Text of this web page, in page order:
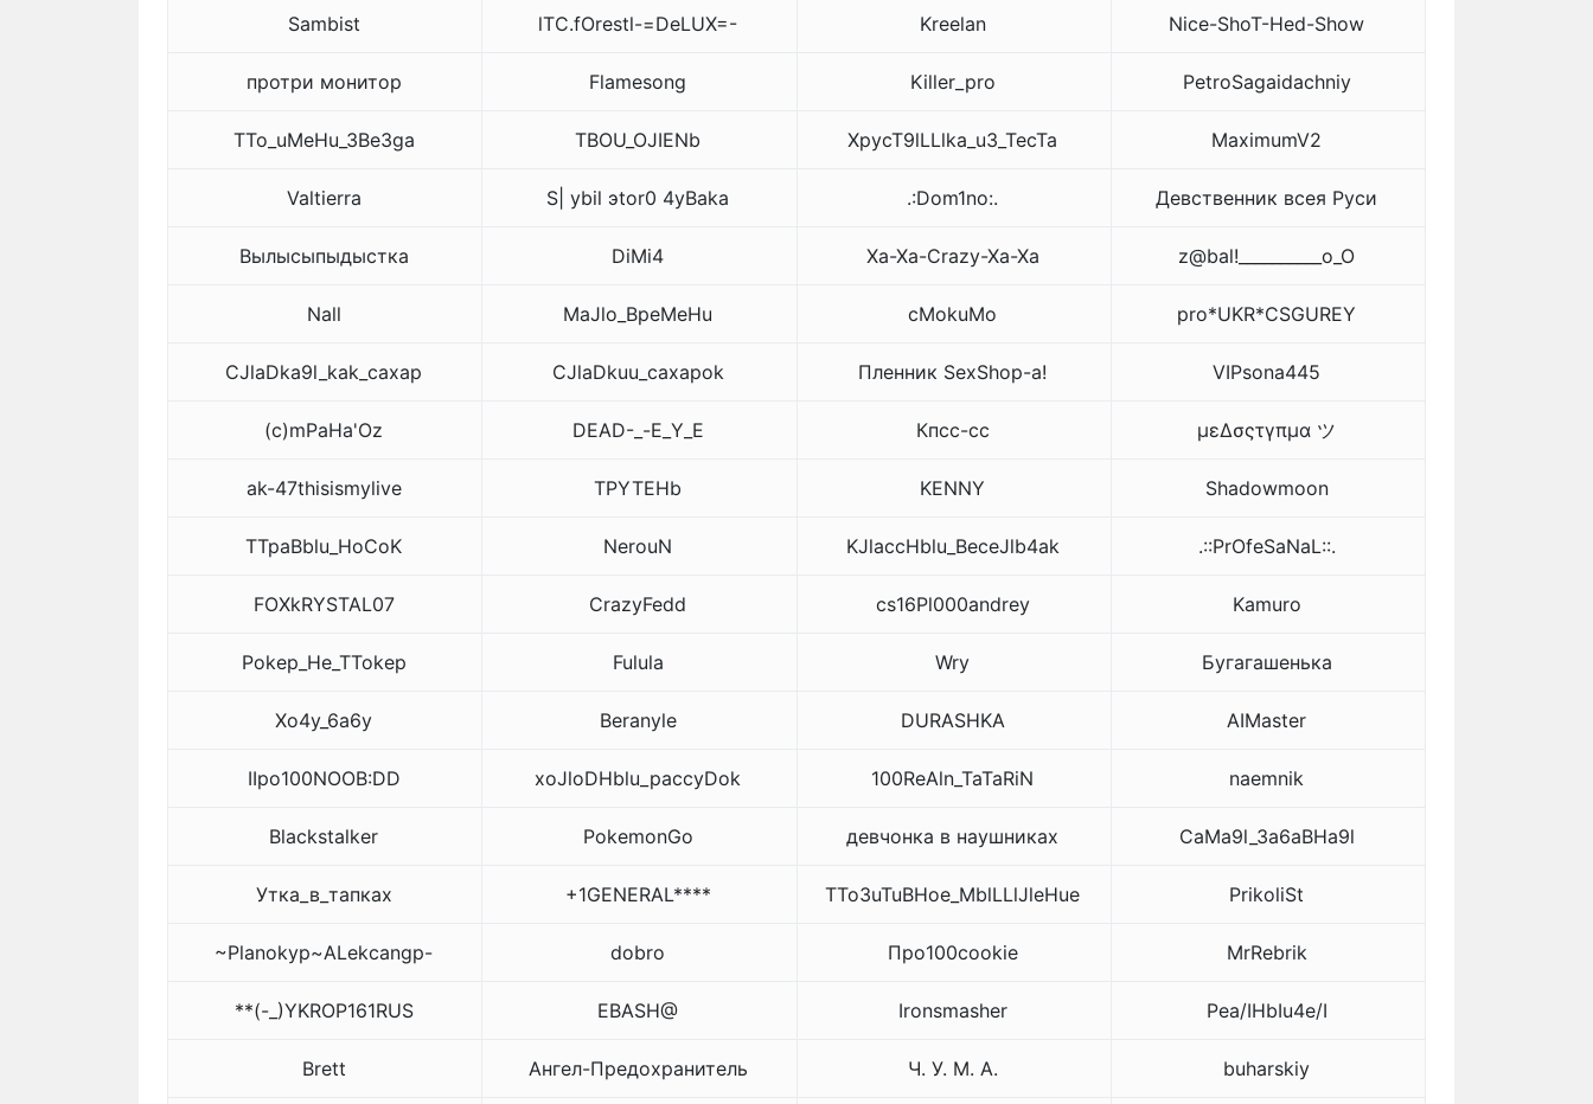
Sambist lTC.fOrestl-=DeLUX=- Kreelan Nice-ShoT-Hed-Show
протри монитор Flamesong Killer_pro PetroSagaidachniy
TTo_uMeHu_3Be3ga TBOU_OJIENb XpycT9lLLlka_u3_TecTa MaximumV2
Valtierra S| ybil эtor0 4yВаkа .:Dom1no:. Девственник всея Руси
Вылысыпыдыстка DiMi4 Xa-Xa-Crazy-Xa-Xa z@bal!__________o_O
Nall MaJlo_BpeMeHu cMokuMo pro*UKR*CSGUREY
CJlaDka9l_kak_caxap CJlaDkuu_caxapok Пленник SexShop-а! VIPsona445
(c)mPaHa'Oz DEAD-_-Е_Y_E Кпсс-сс μεΔσςτγπμα ツ
ak-47thisismylive TPYTEHb KENNY Shadowmoon
TTpaBblu_HoCoK NerouN KJlaccHblu_BeceJlb4ak .::PrOfeSaNaL::.
FOXkRYSTAL07 CrazyFedd cs16Pl000andrey Kamuro
Pokep_He_TTokep Fulula Wry Бугагашенька
Xo4y_6a6y Beranyle DURASHKA AIMaster
IIpo100NOOB:DD xoJloDHblu_paccyDok 100ReAln_TaTaRiN naemnik
Blackstalker PokemonGo девчонка в наушниках CaMa9l_3a6aBHa9l
Утка_в_тапках +1GENERAL**** TTo3uTuBHoe_MblLLlJleHue PrikoliSt
~Planokyp~ALekcangp- dobro Про100cookie MrRebrik
**(-_)YKROP161RUS EBASH@ Ironsmasher Pea/IHbIu4e/I
Brett Ангел-Предохранитель Ч. У. М. А. buharskiy